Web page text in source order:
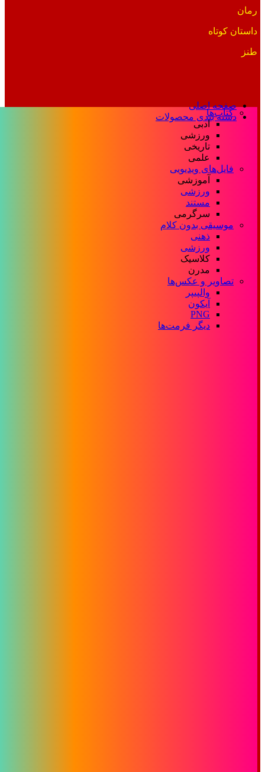
رمان
داستان کوتاه
طنز
صفحه اصلی
دسته بندی محصولات
کتاب‌ها
ادبی
ورزشی
تاریخی
علمی
فایل‌های ویدیویی
آموزشی
ورزشی
مستند
سرگرمی
موسیقی بدون کلام
ذهنی
ورزشی
کلاسیک
مدرن
تصاویر و عکس‌ها
والپیپر
آیکون
PNG
دیگر فرمت‌ها